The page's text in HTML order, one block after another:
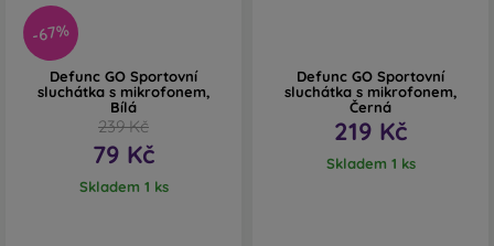
-67%
Defunc GO Sportovní
sluchátka s mikrofonem,
Bílá
239 Kč
79 Kč
Skladem 1 ks
Defunc GO Sportovní
sluchátka s mikrofonem,
Černá
219 Kč
Skladem 1 ks